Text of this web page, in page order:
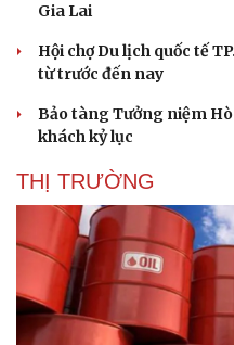
Gia Lai
Hội chợ Du lịch quốc tế
từ trước đến nay
Bảo tàng Tưởng niệm
khách kỷ lục
THỊ TRƯỜNG